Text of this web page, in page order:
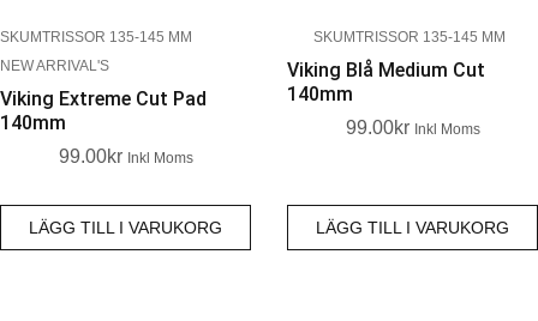
SKUMTRISSOR 135-145 MM
NEW ARRIVAL'S
Viking Extreme Cut Pad
140mm
99.00Kr Inkl Moms
LÄGG TILL I VARUKORG
SKUMTRISSOR 135-145 MM
Viking Blå Medium Cut
140mm
99.00Kr Inkl Moms
LÄGG TILL I VARUKORG